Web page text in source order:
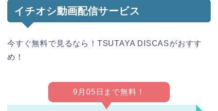
イチオシ動画配信サービス
今すぐ無料で見るなら！TSUTAYA DISCASがおすす
め！
9月05日まで無料！